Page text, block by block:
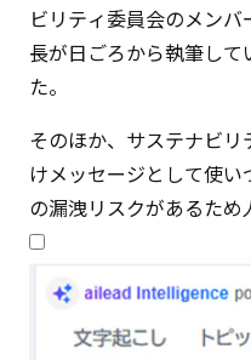
ビリティ委員会のメン
長が日ごろから執筆し
た。
そのほか、サステナビ
けメッセージとして使
の漏洩リスクがあるた